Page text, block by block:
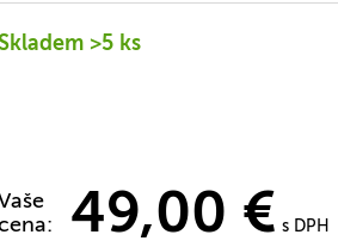
49,00 € s DPH
>5 ks